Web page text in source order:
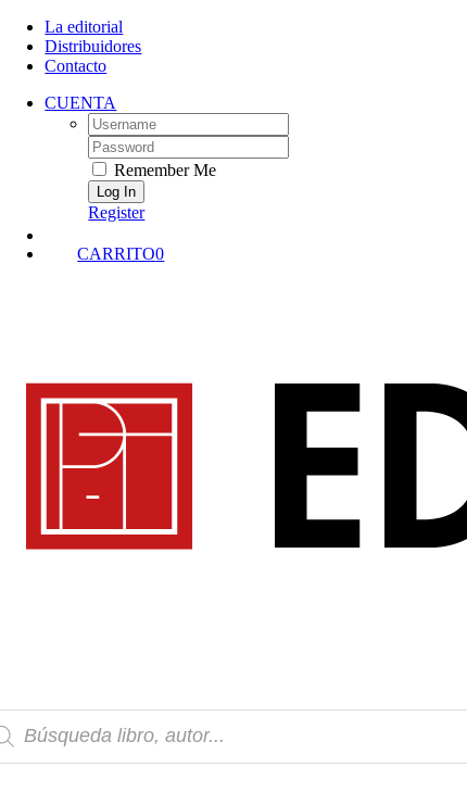
Skip
content
La editorial
Distribuidores
Contacto
CUENTA
Username:
Password:
Remember Me
Register
CARRITO0